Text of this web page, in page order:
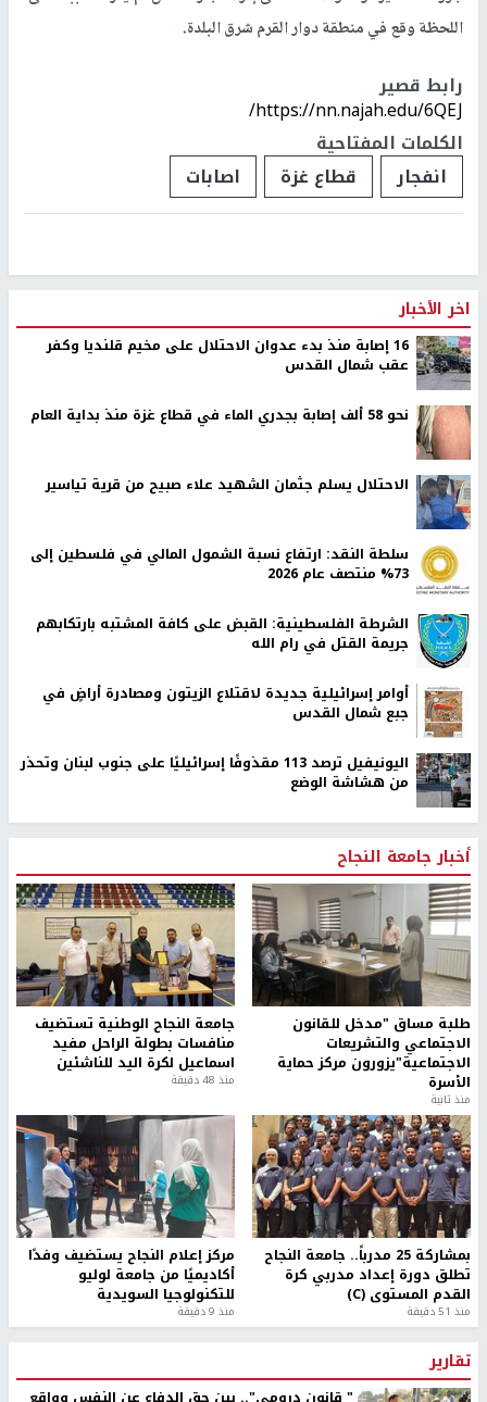
اللحظة وقع في منطقة دوار القرم شرق البلدة.
رابط قصير
https://nn.najah.edu/6QEJ/
الكلمات المفتاحية
انفجار
قطاع غزة اصابات
اخر الأخبار
16 إصابة منذ بدء عدوان الاحتلال على مخيم قلنديا وكفر
عقب شمال القدس
نحو 58 ألف إصابة بجدري الماء في قطاع غزة منذ بداية العام
الاحتلال يسلم جثمان الشهيد علاء صبيح من قرية تياسير
سلطة النقد: ارتفاع نسبة الشمول المالي في فلسطين إلى
73% منتصف عام 2026
الشرطة الفلسطينية: القبض على كافة المشتبه بارتكابهم
جريمة القتل في رام الله
أوامر إسرائيلية جديدة لاقتلاع الزيتون ومصادرة أراضٍ في
جبع شمال القدس
اليونيفيل ترصد 113 مقذوفًا إسرائيليًا على جنوب لبنان وتحذر
من هشاشة الوضع
أخبار جامعة النجاح
طلبة مساق "مدخل للقانون
الاجتماعي والتشريعات
الاجتماعية"يزورون مركز حماية
الأسرة
منذ ثانية
جامعة النجاح الوطنية تستضيف
منافسات بطولة الراحل مفيد
اسماعيل لكرة اليد للناشئين
منذ 48 دقيقة
بمشاركة 25 مدرباً.. جامعة النجاح
تطلق دورة إعداد مدربي كرة
القدم المستوى (C)
منذ 51 دقيقة
مركز إعلام النجاح يستضيف وفدًا
أكاديميًا من جامعة لوليو
للتكنولوجيا السويدية
منذ 9 دقيقة
تقارير